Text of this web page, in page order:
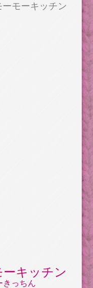
ーモーキッチン
キッチン
きっちん